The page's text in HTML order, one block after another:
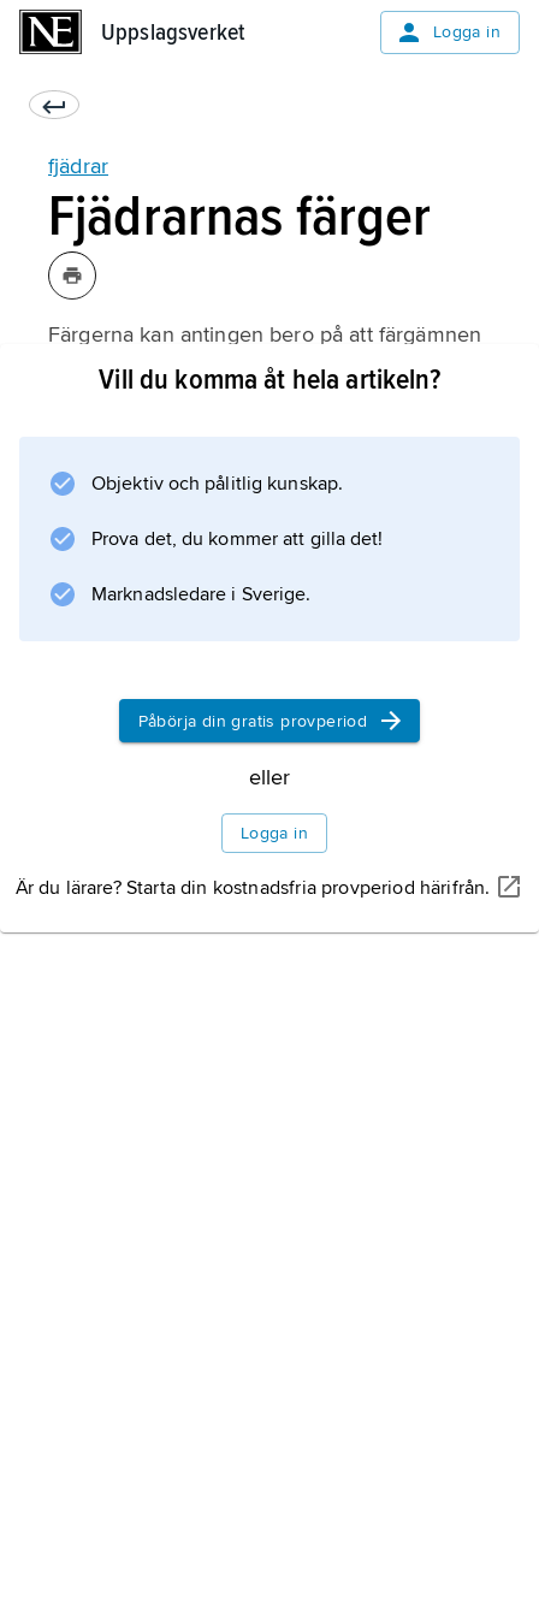
Uppslagsverket Logga in
fjädrar
Fjädrarnas färger
Färgerna kan antingen bero på att färgämnen
är inlagrade i fjädrarna (
strukturfärger
). Ofta uppstår färger genom en kombination
Vill du komma åt hela artikeln?
Objektiv och pålitlig kunskap.
Prova det, du kommer att gilla det!
Marknadsledare i Sverige.
Påbörja din gratis provperiod
eller
Logga in
Är du lärare? Starta din kostnadsfria provperiod härifrån.